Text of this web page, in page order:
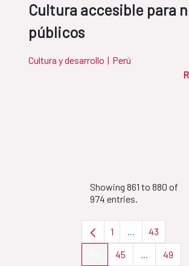
Cultura accesible para
públicos
Cultura y desarrollo | Perú
Showing 861 to 880 of
974 entries.
Page
1 ...Intermediate
Page
43
Page Page
45 ... Page
49